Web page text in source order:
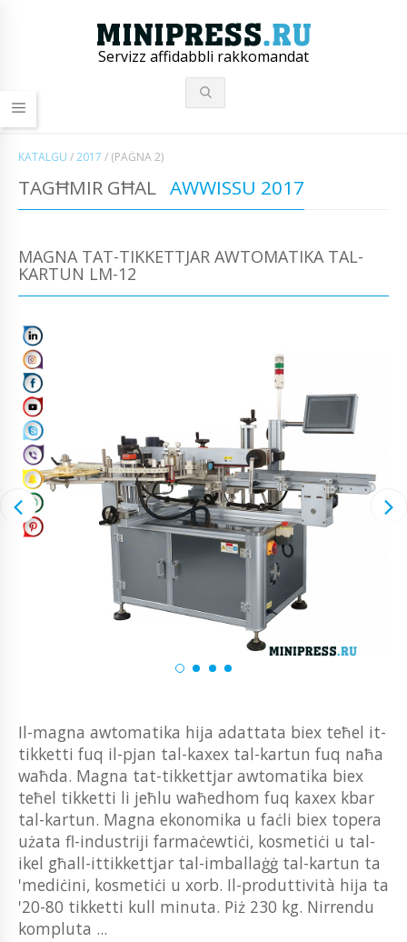
Servizz affidabbli rakkomandat
KATALGU /2017 / (PAĠNA 2)
TAGĦMIR GĦAL AWWISSU 2017
MAGNA TAT-TIKKETTJAR AWTOMATIKA TAL-
KARTUN LM-12
Il-magna awtomatika hija adattata biex teħel it-
tikketti fuq il-pjan tal-kaxex tal-kartun fuq naħa
waħda. Magna tat-tikkettjar awtomatika biex
teħel tikketti li jeħlu waħedhom fuq kaxex kbar
tal-kartun. Magna ekonomika u faċli biex topera
użata fl-industriji farmaċewtiċi, kosmetiċi u tal-
ikel għall-ittikkettjar tal-imballaġġ tal-kartun ta
'mediċini, kosmetiċi u xorb. Il-produttività hija ta
'20-80 tikketti kull minuta. Piż 230 kg. Nirrendu
kompluta ...